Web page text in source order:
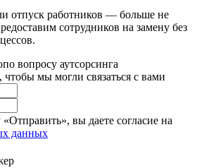
отпуск работников — больше не
сотрудников на замену без
по вопросу аутсорсинга
мы могли связаться с вами
вы даете согласие на
данных